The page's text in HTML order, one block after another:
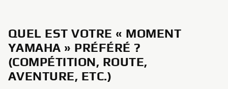
QUEL EST VOTRE « MOMENT
YAMAHA » PRÉFÉRÉ ?
(COMPÉTITION, ROUTE,
AVENTURE, ETC.)